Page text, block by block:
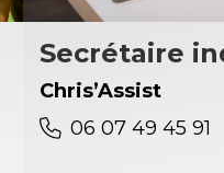
Secrétaire
Chris’Assist
06 07 49 45 91